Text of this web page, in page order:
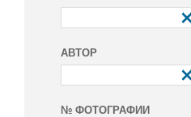
АВТОР
№ ФОТОГРАФИИ